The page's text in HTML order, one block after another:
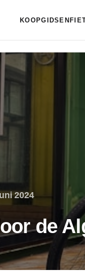
KOOPGIDSEN
2024
de